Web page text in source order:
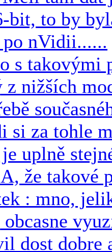
bit, to by
nVidii......
s takovými
nižších
za tohle
uplně
že takové
: mno,
obcasne
dost dobre